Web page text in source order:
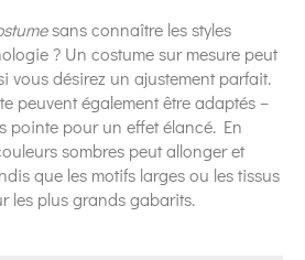
sans connaître les styles
? Un costume sur mesure peut
vous désirez un ajustement parfait.
peuvent également être adaptés –
pointe pour un effet élancé. En
sombres peut allonger et
que les motifs larges ou les tissus
les plus grands gabarits.